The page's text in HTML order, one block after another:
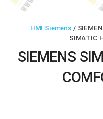
/
SIMATIC
SIEMENS